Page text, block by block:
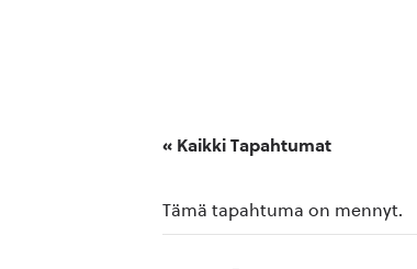
« Kaikki Tapahtumat
Tämä tapahtuma on mennyt.